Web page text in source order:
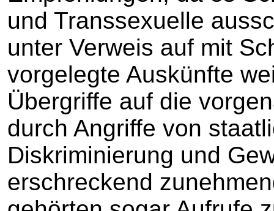
und Transsexuelle
unter Verweis auf mit
vorgelegte Auskünfte
Übergriffe auf die
durch Angriffe von
Diskriminierung und
erschreckend